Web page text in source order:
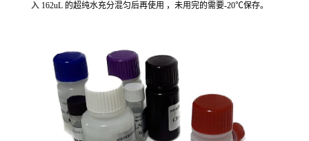
入 162uL 的超纯水充分混匀后再使用 ，未用完的需要-20℃保存。